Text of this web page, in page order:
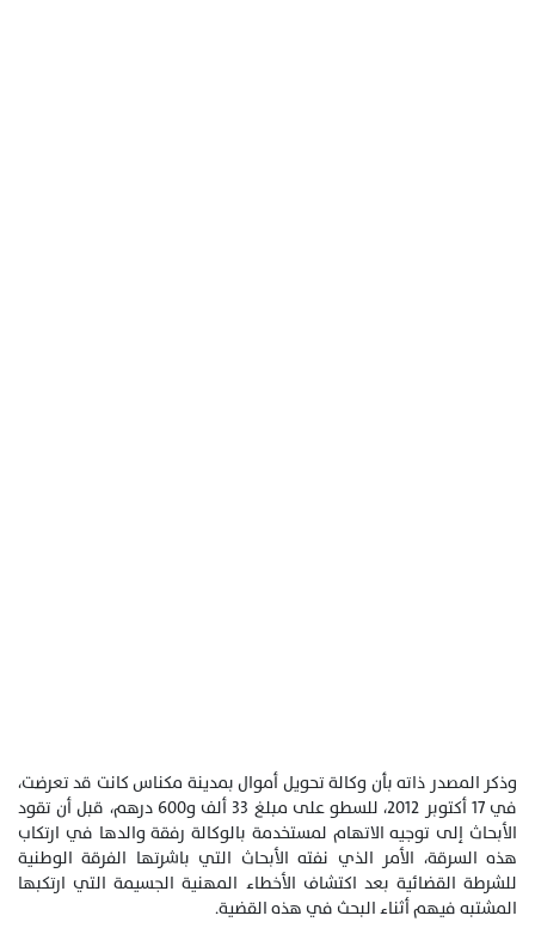
وذكر المصدر ذاته بأن وكالة تحويل أموال بمدينة مكناس كانت قد تعرضت،
في 17 أكتوبر 2012، للسطو على مبلغ 33 ألف و600 درهم، قبل أن تقود
الأبحاث إلى توجيه الاتهام لمستخدمة بالوكالة رفقة والدها في ارتكاب
هذه السرقة، الأمر الذي نفته الأبحاث التي باشرتها الفرقة الوطنية
للشرطة القضائية بعد اكتشاف الأخطاء المهنية الجسيمة التي ارتكبها
المشتبه فيهم أثناء البحث في هذه القضية.